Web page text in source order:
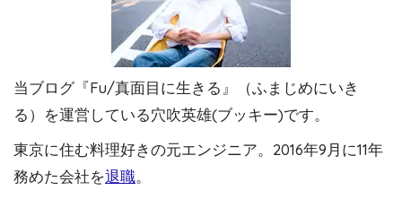
当ブログ『Fu/真面目に生きる』（ふまじめにいき
る）を運営している穴吹英雄(ブッキー)です。
東京に住む料理好きの元エンジニア。2016年9月に11年
務めた会社を退職。